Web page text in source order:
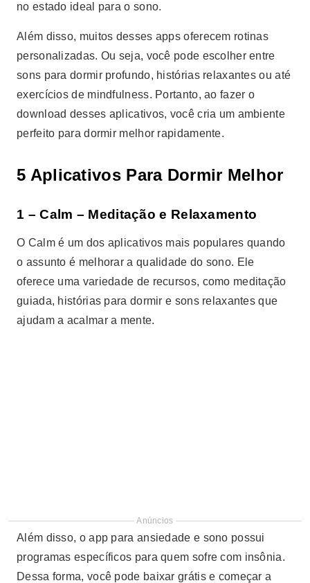
no estado ideal para o sono.
Além disso, muitos desses apps oferecem rotinas
personalizadas. Ou seja, você pode escolher entre
sons para dormir profundo, histórias relaxantes ou até
exercícios de mindfulness. Portanto, ao fazer o
download desses aplicativos, você cria um ambiente
perfeito para dormir melhor rapidamente.
5 Aplicativos Para Dormir Melhor
1 – Calm – Meditação e Relaxamento
O Calm é um dos aplicativos mais populares quando
o assunto é melhorar a qualidade do sono. Ele
oferece uma variedade de recursos, como meditação
guiada, histórias para dormir e sons relaxantes que
ajudam a acalmar a mente.
Anúncios
Além disso, o app para ansiedade e sono possui
programas específicos para quem sofre com insônia.
Dessa forma, você pode baixar grátis e começar a